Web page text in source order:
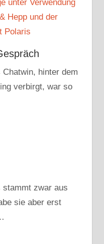
hinter dem
verbirgt, war so
stammt zwar aus
sie aber erst